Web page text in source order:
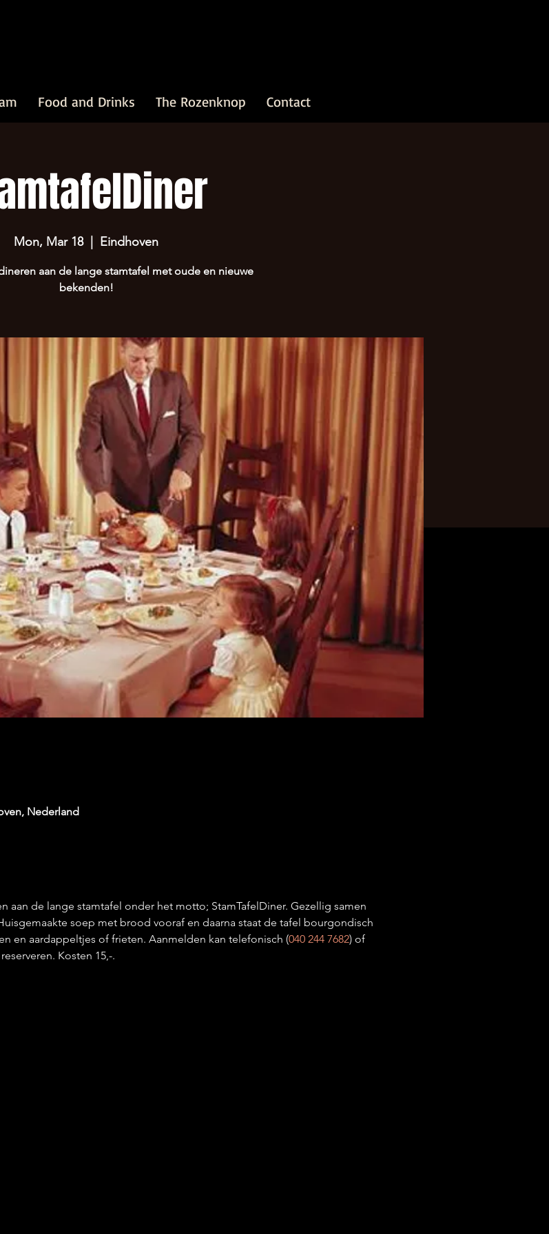
Food and Drinks The Rozenknop Contact
Mon, Mar 18
  |
Eindhoven
aan de lange stamtafel met oude en nieuwe
bekenden!
Nederland
aan de lange stamtafel onder het motto; StamTafelDiner. Gezellig samen
soep met brood vooraf en daarna staat de tafel bourgondisch
en aardappeltjes of frieten. Aanmelden kan telefonisch (040 244 7682) of
Kosten 15,-.